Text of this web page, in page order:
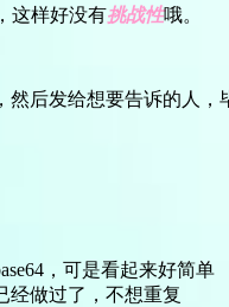
这样好没有挑战性哦。
后发给想要告诉的人，
，可是看起来好简单
经做过了，不想重复